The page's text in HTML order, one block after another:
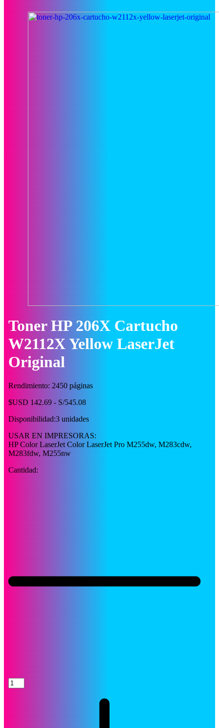
Toner HP 206X Cartucho
W2112X Yellow LaserJet
Original
Rendimiento: 2450 páginas
$USD 142.69 - S/545.08
Disponibilidad:3 unidades
USAR EN IMPRESORAS:
HP Color LaserJet Color LaserJet Pro M255dw, M283cdw,
M283fdw, M255nw
Cantidad:
Toner
HP